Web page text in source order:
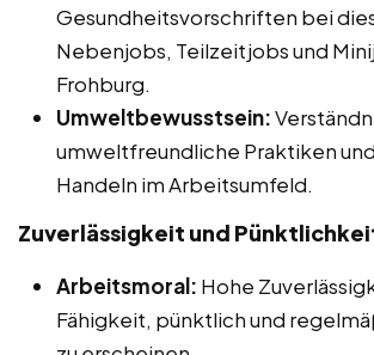
Gesundheitsvorschriften bei
Nebenjobs, Teilzeitjobs und
Frohburg.
Umweltbewusstsein:
umweltfreundliche Praktiken
Handeln im Arbeitsumfeld.
Zuverlässigkeit und
Arbeitsmoral: Hohe
Fähigkeit, pünktlich und